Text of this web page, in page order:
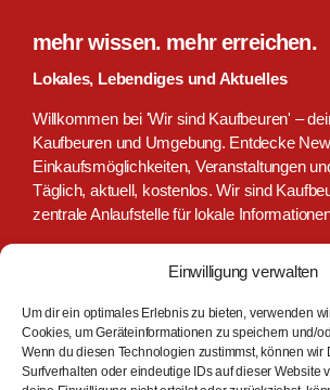
Einwilligung verwalten
Um dir ein optimales Erlebnis zu bieten, verwenden
Cookies, um Geräteinformationen zu speichern und/
Wenn du diesen Technologien zustimmst, können wir
Surfverhalten oder eindeutige IDs auf dieser Website
mehr wissen. mehr erreichen.
Lokales, Lebendiges und Aktuelles
Willkommen bei 'Wir sind Kaufbeuren' –
Kaufbeuren und Umgebung. Entdecke
Einkaufsmöglichkeiten, Veranstaltungen
Täglich, aktuell, kostenlos. Wir sind
zentrale Anlaufstelle für lokale